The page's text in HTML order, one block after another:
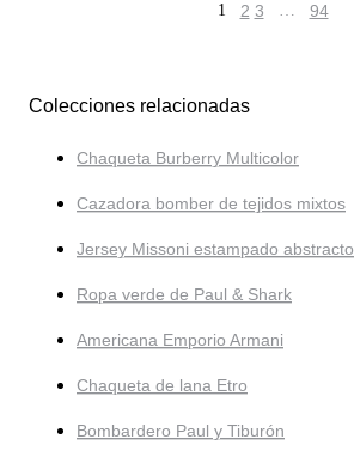
1 2 3 … 94
Colecciones relacionadas
Chaqueta Burberry Multicolor
Cazadora bomber de tejidos mixtos
Jersey Missoni estampado abstracto
Ropa verde de Paul & Shark
Americana Emporio Armani
Chaqueta de lana Etro
Bombardero Paul y Tiburón